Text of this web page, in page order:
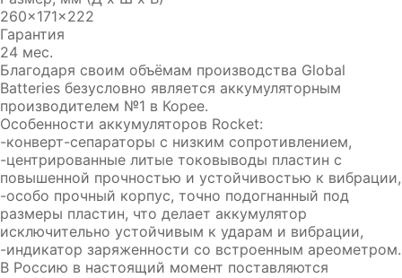
260x171x222
Гарантия
24 мес.
Благодаря своим объёмам производства Global
Batteries безусловно является аккумуляторным
производителем №1 в Корее.
Особенности аккумуляторов Rocket:
-конверт-сепараторы с низким сопротивлением,
-центрированные литые токовыводы пластин с
повышенной прочностью и устойчивостью к вибрации,
-особо прочный корпус, точно подогнанный под
размеры пластин, что делает аккумулятор
исключительно устойчивым к ударам и вибрации,
-индикатор заряженности со встроенным ареометром.
В Россию в настоящий момент поставляются